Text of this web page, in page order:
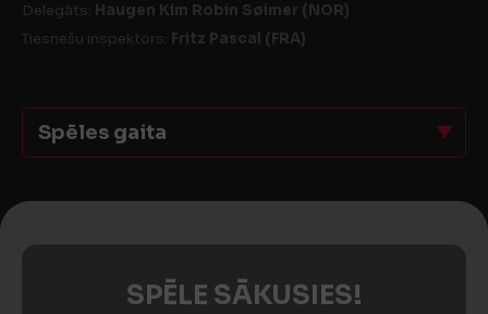
Delegāts: Haugen Kim Robin Søimer (NOR)
Tiesnešu inspektors: Fritz Pascal (FRA)
Spēles gaita
SPĒLE SĀKUSIES!